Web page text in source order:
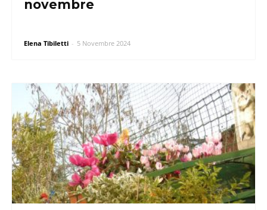
novembre
Elena Tibiletti - 5 Novembre 2024